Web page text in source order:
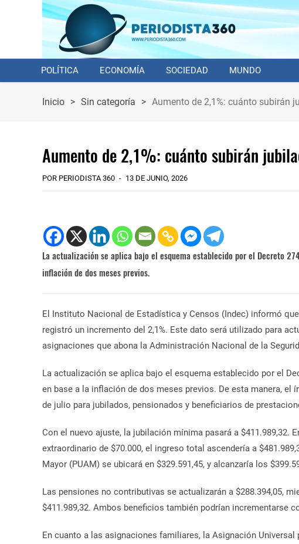
POLÍTICA ECONOMÍA SOCIEDAD MUNDO
Inicio > Sin categoría > Aumento de 2,1%: cuánto subirán
Aumento de 2,1%: cuánto subirán
POR PERIODISTA 360 13 DE JUNIO, 2026
La actualización se aplica bajo el esquema establecido por el Decreto
inflación de dos meses previos.
El Instituto Nacional de Estadística y Censos (Indec) informó
registró un incremento del 2,1%. Este dato será utilizado para
asignaciones que abona la Administración Nacional de la
La actualización se aplica bajo el esquema establecido por el
en base a la inflación de dos meses previos. De esta manera, el
de julio para jubilados, pensionados y beneficiarios de
Con el nuevo ajuste, la jubilación mínima pasará a $411.989,32.
extraordinario de $70.000, el ingreso total ascendería a
Mayor (PUAM) se ubicará en $329.591,45, y alcanzaría los
Las pensiones no contributivas se actualizarán a $288.394,05,
$411.989,32. Ambos beneficios también podrían incrementarse
En cuanto a las asignaciones familiares, la Asignación Universal